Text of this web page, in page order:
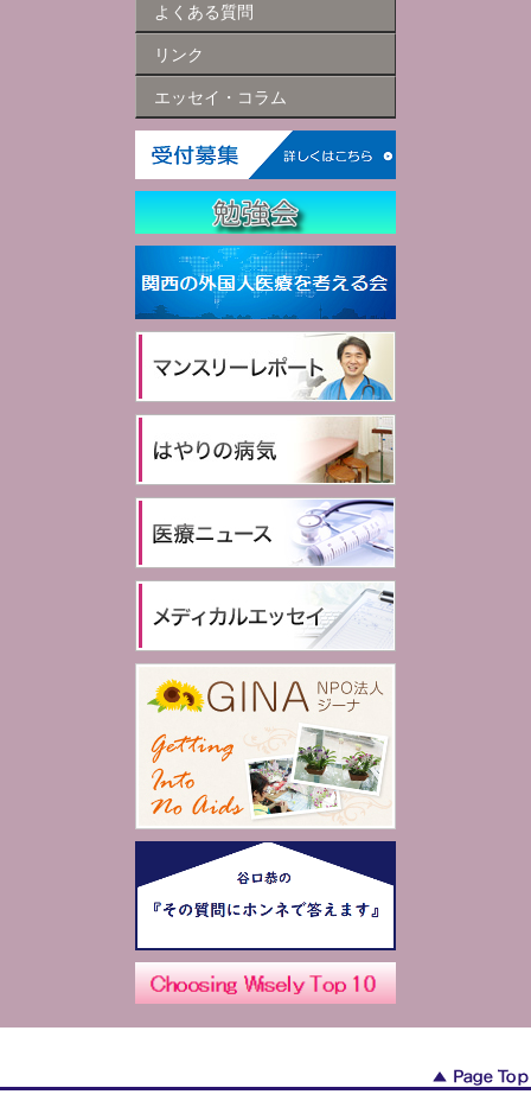
よくある質問
リンク
エッセイ・コラム